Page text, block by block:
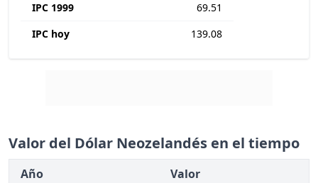
IPC 1999
69.51
IPC hoy
139.08
Valor del Dólar Neozelandés en el tiempo
Año
Valor